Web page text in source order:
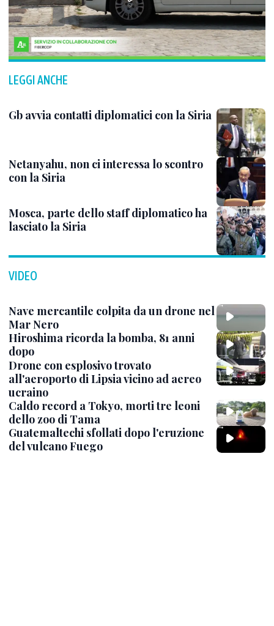
LEGGI ANCHE
Gb avvia contatti diplomatici con la Siria
Netanyahu, non ci interessa lo scontro
con la Siria
Mosca, parte dello staff diplomatico ha
lasciato la Siria
VIDEO
Nave mercantile colpita da un drone nel
Mar Nero
Hiroshima ricorda la bomba, 81 anni
dopo
Drone con esplosivo trovato
all'aeroporto di Lipsia vicino ad aereo
ucraino
Caldo record a Tokyo, morti tre leoni
dello zoo di Tama
Guatemaltechi sfollati dopo l'eruzione
del vulcano Fuego